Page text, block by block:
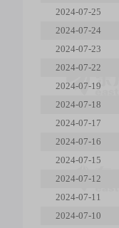
2024-07-25
2024-07-24
2024-07-23
2024-07-22
2024-07-19
2024-07-18
2024-07-17
2024-07-16
2024-07-15
2024-07-12
2024-07-11
2024-07-10